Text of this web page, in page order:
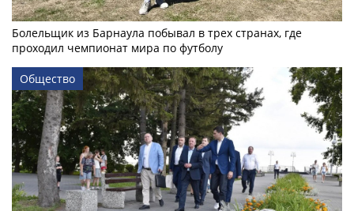
Болельщик из Барнаула побывал в трех странах, где
проходил чемпионат мира по футболу
Общество